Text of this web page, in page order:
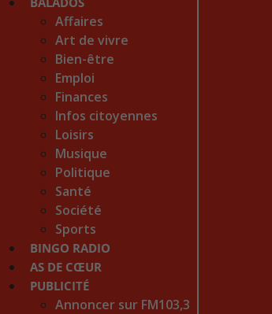
Affaires
Art de vivre
Bien-être
Emploi
Finances
Infos citoyennes
Loisirs
Musique
Politique
Santé
Société
Sports
BINGO RADIO
AS DE CŒUR
PUBLICITÉ
Annoncer sur FM103,3